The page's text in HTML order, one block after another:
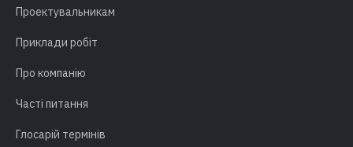
Проектувальникам
Приклади робіт
Про компанію
Часті питання
Глосарій термінів